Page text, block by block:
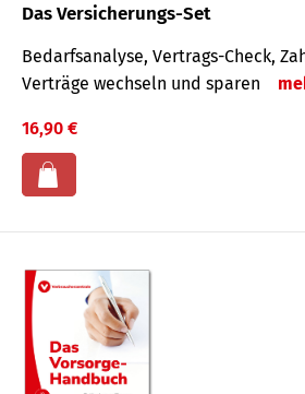
Das Versicherungs-Set
Bedarfsanalyse, Vertrags-Check,
Verträge wechseln und sparen
16,90 €